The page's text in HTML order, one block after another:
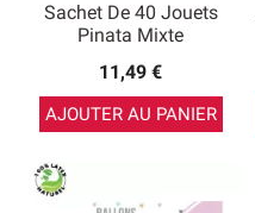
Sachet De 40 Jouets
Pinata Mixte
11,49 €
AJOUTER AU PANIER